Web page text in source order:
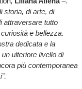
storia, di arte, di
attraversare tutto
e bellezza.
dedicata e la
ulteriore livello di
più contemporanea